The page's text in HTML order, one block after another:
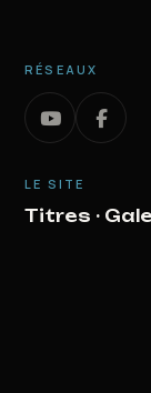
RÉSEAUX
LE SITE
Titres ·